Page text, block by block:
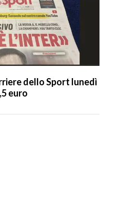
dello Sport lunedì
euro